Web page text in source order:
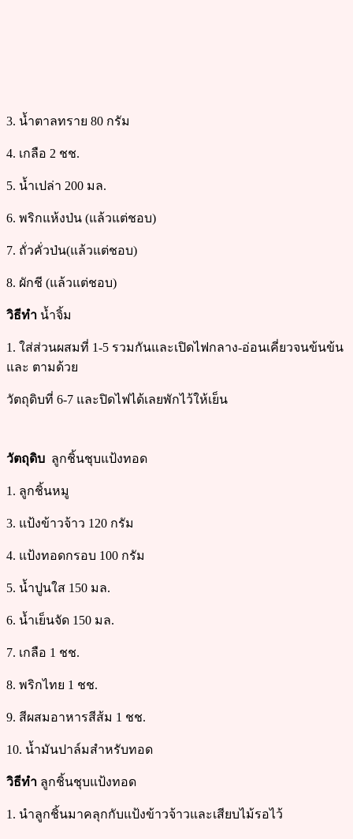
3. น้ำตาลทราย 80 กรัม
4. เกลือ 2 ชช.
5. น้ำเปล่า 200 มล.
6. พริกแห้งป่น (แล้วแต่ชอบ)
7. ถั่วคั่วป่น(แล้วแต่ชอบ)
8. ผักชี (แล้วแต่ชอบ)
วิธีทำ น้ำจิ้ม
1. ใส่ส่วนผสมที่ 1-5 รวมกันและเปิดไฟกลาง-อ่อนเคี่ยวจนข้นข้น
และ ตามด้วย
วัตถุดิบที่ 6-7 และปิดไฟได้เลยพักไว้ให้เย็น
วัตถุดิบ ลูกชิ้นชุบแป้งทอด
1. ลูกชิ้นหมู
3. แป้งข้าวจ้าว 120 กรัม
4. แป้งทอดกรอบ 100 กรัม
5. น้ำปูนใส 150 มล.
6. น้ำเย็นจัด 150 มล.
7. เกลือ 1 ชช.
8. พริกไทย 1 ชช.
9. สีผสมอาหารสีส้ม 1 ชช.
10. น้ำมันปาล์มสำหรับทอด
วิธีทำ ลูกชิ้นชุบแป้งทอด
1. นำลูกชิ้นมาคลุกกับแป้งข้าวจ้าวและเสียบไม้รอไว้